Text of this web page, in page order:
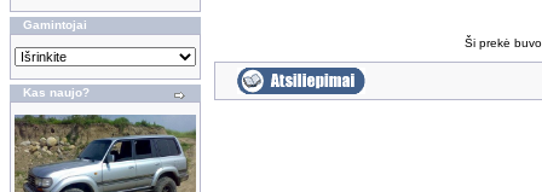
Gamintojai
Kas naujo?
Ši prekė